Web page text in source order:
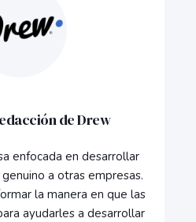
de Drew
enfocada en desarrollar
a otras empresas.
la manera en que las
ayudarles a desarrollar